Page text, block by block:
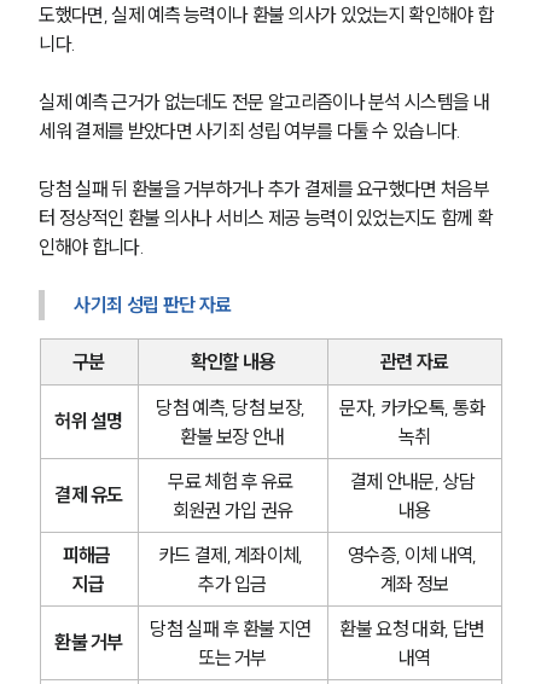
도했다면, 실제 예측 능력이나 환불 의사가 있었는지 확인해야 합
니다.
실제 예측 근거가 없는데도 전문 알고리즘이나 분석 시스템을 내
세워 결제를 받았다면 사기죄 성립 여부를 다툴 수 있습니다.
당첨 실패 뒤 환불을 거부하거나 추가 결제를 요구했다면 처음부
터 정상적인 환불 의사나 서비스 제공 능력이 있었는지도 함께 확
인해야 합니다.
사기죄 성립 판단 자료
구분 확인할 내용 관련 자료
허위 설명
당첨 예측, 당첨 보장,
환불 보장 안내
문자, 카카오톡, 통화
녹취
결제 유도
무료 체험 후 유료
회원권 가입 권유
결제 안내문, 상담
내용
피해금
지급
카드 결제, 계좌이체,
추가 입금
영수증, 이체 내역,
계좌 정보
환불 거부
당첨 실패 후 환불 지연
또는 거부
환불 요청 대화, 답변
내역